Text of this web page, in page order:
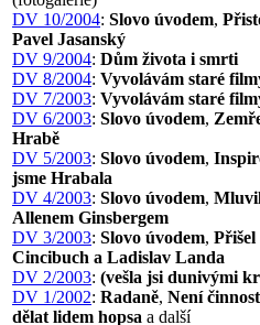
DV 10/2004: Slovo úvodem,
Pavel Jasanský
DV 9/2004: Dům života i smrti
DV 8/2004: Vyvolávám staré
DV 7/2003: Vyvolávám staré
DV 6/2003: Slovo úvodem,
Hrabě
DV 5/2003: Slovo úvodem,
jsme Hrabala
DV 4/2003: Slovo úvodem,
Allenem Ginsbergem
DV 3/2003: Slovo úvodem, Přišel
Cincibuch a Ladislav Landa
DV 2/2003: (vešla jsi dunivými
DV 1/2002: Radaně, Není
dělat lidem hopsa a další